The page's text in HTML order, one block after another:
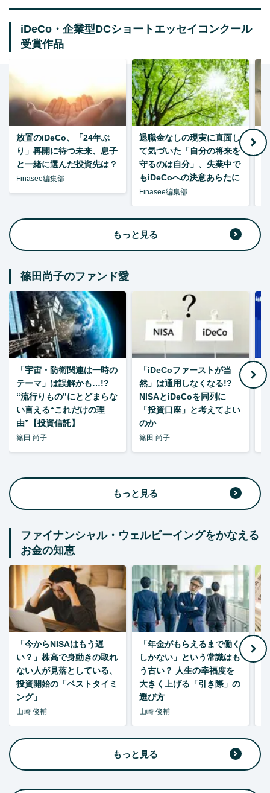
iDeCo・企業型DCショートエッセイコンクール
受賞作品
放置のiDeCo、「24年ぶ
り」再開に待つ未来、息子
と一緒に選んだ投資先は？
Finasee編集部
退職金なしの現実に直面し
て気づいた「自分の将来を
守るのは自分」、失業中で
もiDeCoへの決意あらたに
Finasee編集部
もっと見る
篠田尚子のファンド愛
「宇宙・防衛関連は一時の
テーマ」は誤解かも…!?
“流行りもの”にとどまらな
い言える“これだけの理
由”【投資信託】
篠田 尚子
「iDeCoファーストが当
然」は通用しなくなる!?
NISAとiDeCoを同列に
「投資口座」と考えてよい
のか
篠田 尚子
もっと見る
ファイナンシャル・ウェルビーイングをかなえる
お金の知恵
「今からNISAはもう遅
い？」株高で身動きの取れ
ない人が見落としている、
投資開始の「ベストタイミ
ング」
山崎 俊輔
「年金がもらえるまで働く
しかない」という常識はも
う古い？ 人生の幸福度を
大きく上げる「引き際」の
選び方
山崎 俊輔
もっと見る